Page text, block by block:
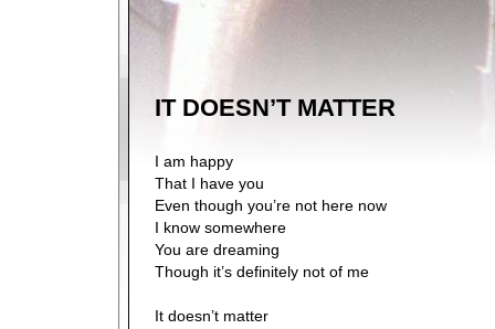
IT DOESN’T MATTER
I am happy
That I have you
Even though you’re not here now
I know somewhere
You are dreaming
Though it’s definitely not of me
It doesn’t matter